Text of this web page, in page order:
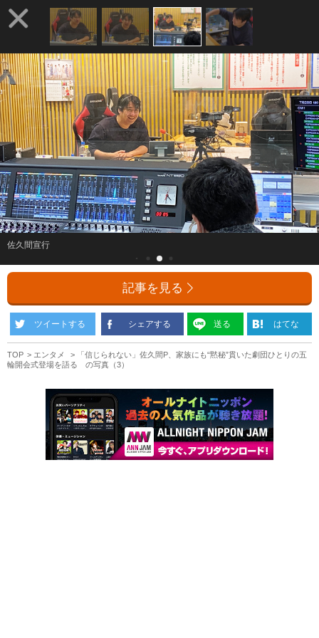
佐久間宣行
記事を見る
ツイートする シェアする 送る はてな
TOP エンタメ
「信じられない」佐久間P、家族にも“黙秘”貫いた劇団ひとりの五
輪開会式登場を語る の写真（3）